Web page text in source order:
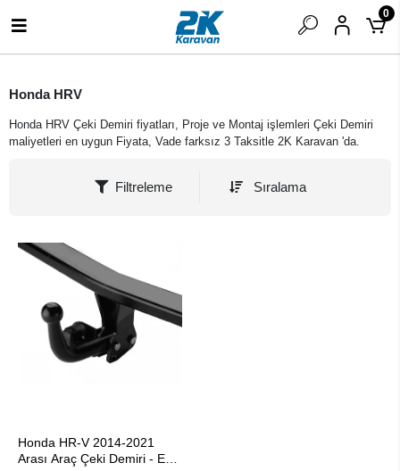
0
Honda HRV
Honda HRV Çeki Demiri fiyatları, Proje ve Montaj işlemleri Çeki Demiri
maliyetleri en uygun Fiyata, Vade farksız 3 Taksitle 2K Karavan 'da.
Filtreleme Sıralama
Honda HR-V 2014-2021
Arası Araç Çeki Demiri - E20